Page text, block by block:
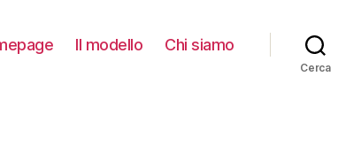
Il modello Chi siamo
Cerca